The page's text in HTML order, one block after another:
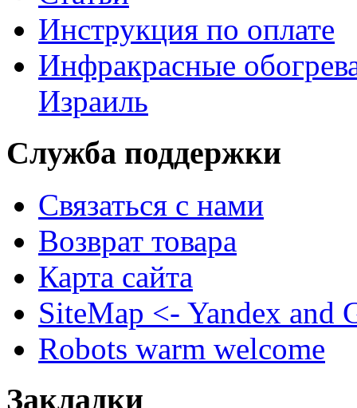
Инструкция по оплате
Инфракрасные
Израиль
Служба поддержки
Связаться с нами
Возврат товара
Карта сайта
SiteMap <- Yandex and
Robots warm welcome
Закладки